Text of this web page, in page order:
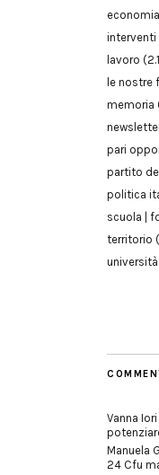
economia
interventi
lavoro
le nostre
memoria
pari
partito
politica
scuola |
territorio
Vanna Iori
Manuela
24 Cfu